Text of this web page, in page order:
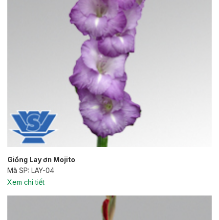
Giống Lay ơn Mojito
Mã SP: LAY-04
Xem chi tiết